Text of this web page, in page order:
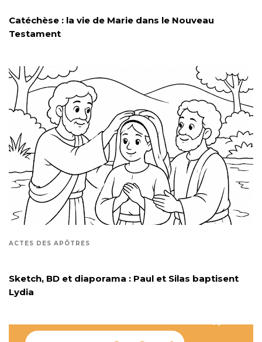
Catéchèse : la vie de Marie dans le Nouveau
Testament
ACTES DES APÔTRES
Sketch, BD et diaporama : Paul et Silas baptisent
Lydia